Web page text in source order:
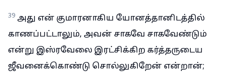
39 அது என் குமாரனாகிய யோனத்தானிடத்தில்
காணப்பட்டாலும், அவன் சாகவே சாகவேண்டும்
என்று இஸ்ரவேலை இரட்சிக்கிற கர்த்தருடைய
ஜீவனைக்கொண்டு சொல்லுகிறேன் என்றான்;